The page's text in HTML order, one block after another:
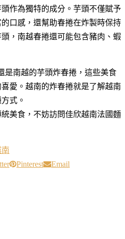
作為獨特的成分。芋頭不僅賦予
口感，還幫助春捲在炸製時保持
，南越春捲還可能包含豬肉、蝦
是南越的芋頭炸春捲，這些美食
愛。越南的炸春捲就是了解越南
式。
美食，不妨訪問佳欣越南法國麵
Pinterest Email